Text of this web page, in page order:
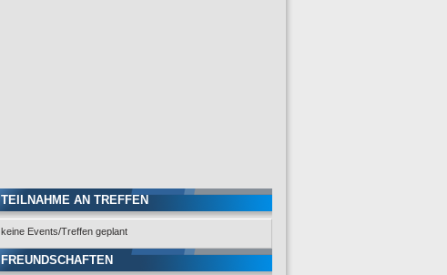
TEILNAHME AN TREFFEN
keine Events/Treffen geplant
FREUNDSCHAFTEN